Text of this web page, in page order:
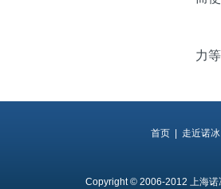
9
10
力
首页 走近诺冰
Copyright © 2006-2012 上海